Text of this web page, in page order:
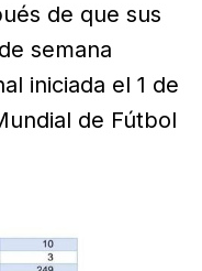
de que sus
semana
iniciada el 1 de
de Fútbol